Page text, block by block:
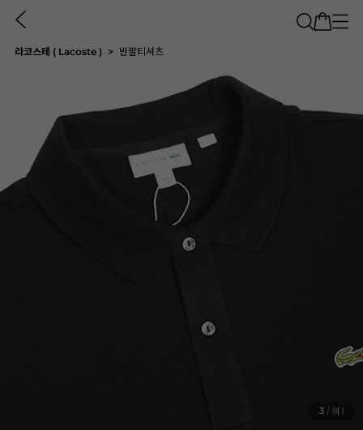
라코스테 ( Lacoste ) 반팔티셔츠
3 / 8